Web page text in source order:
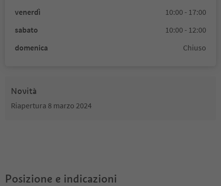
venerdì
10:00 - 17:00
sabato
10:00 - 12:00
domenica
Chiuso
Novità
Riapertura 8 marzo 2024
Posizione e indicazioni